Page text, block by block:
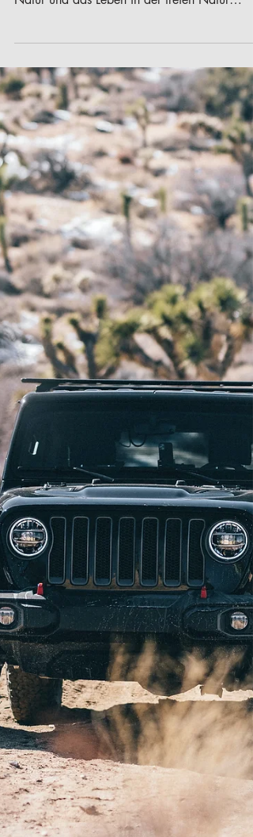
Offroad-Camping kann eine großartige
Natur und das Leben in der freien Natur
beizubringen.